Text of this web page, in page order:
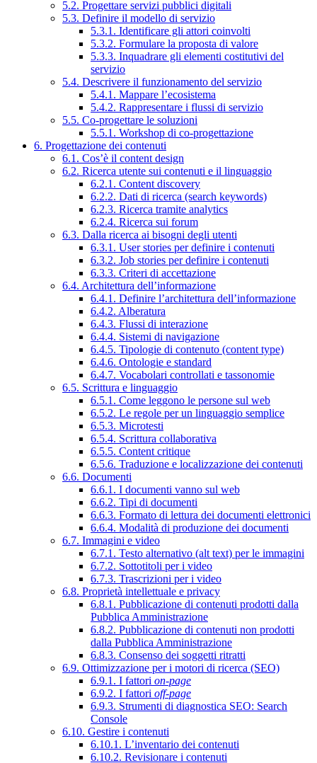
5.2. Progettare servizi pubblici digitali
5.3. Definire il modello di servizio
5.3.1. Identificare gli attori coinvolti
5.3.2. Formulare la proposta di valore
5.3.3. Inquadrare gli elementi costitutivi del
servizio
5.4. Descrivere il funzionamento del servizio
5.4.1. Mappare l’ecosistema
5.4.2. Rappresentare i flussi di servizio
5.5. Co-progettare le soluzioni
5.5.1. Workshop di co-progettazione
6. Progettazione dei contenuti
6.1. Cos’è il content design
6.2. Ricerca utente sui contenuti e il linguaggio
6.2.1. Content discovery
6.2.2. Dati di ricerca (search keywords)
6.2.3. Ricerca tramite analytics
6.2.4. Ricerca sui forum
6.3. Dalla ricerca ai bisogni degli utenti
6.3.1. User stories per definire i contenuti
6.3.2. Job stories per definire i contenuti
6.3.3. Criteri di accettazione
6.4. Architettura dell’informazione
6.4.1. Definire l’architettura dell’informazione
6.4.2. Alberatura
6.4.3. Flussi di interazione
6.4.4. Sistemi di navigazione
6.4.5. Tipologie di contenuto (content type)
6.4.6. Ontologie e standard
6.4.7. Vocabolari controllati e tassonomie
6.5. Scrittura e linguaggio
6.5.1. Come leggono le persone sul web
6.5.2. Le regole per un linguaggio semplice
6.5.3. Microtesti
6.5.4. Scrittura collaborativa
6.5.5. Content critique
6.5.6. Traduzione e localizzazione dei contenuti
6.6. Documenti
6.6.1. I documenti vanno sul web
6.6.2. Tipi di documenti
6.6.3. Formato di lettura dei documenti elettronici
6.6.4. Modalità di produzione dei documenti
6.7. Immagini e video
6.7.1. Testo alternativo (alt text) per le immagini
6.7.2. Sottotitoli per i video
6.7.3. Trascrizioni per i video
6.8. Proprietà intellettuale e privacy
6.8.1. Pubblicazione di contenuti prodotti dalla
Pubblica Amministrazione
6.8.2. Pubblicazione di contenuti non prodotti
dalla Pubblica Amministrazione
6.8.3. Consenso dei soggetti ritratti
6.9. Ottimizzazione per i motori di ricerca (SEO)
6.9.1. I fattori on-page
6.9.2. I fattori off-page
6.9.3. Strumenti di diagnostica SEO: Search
Console
6.10. Gestire i contenuti
6.10.1. L’inventario dei contenuti
6.10.2. Revisionare i contenuti